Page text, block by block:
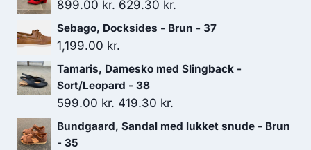
899.00kr. Den
oprindelige
899.00 kr..
629.30 kr.
aktuelle
629.30 kr..
Sebago, Docksides - Brun - 37
1,199.00 kr.
Tamaris, Damesko med Slingback -
Sort/Leopard - 38
599.00kr. Den
oprindelige
419.30 kr.
aktuelle
Bundgaard, Sandal med lukket snude - Brun
- 35